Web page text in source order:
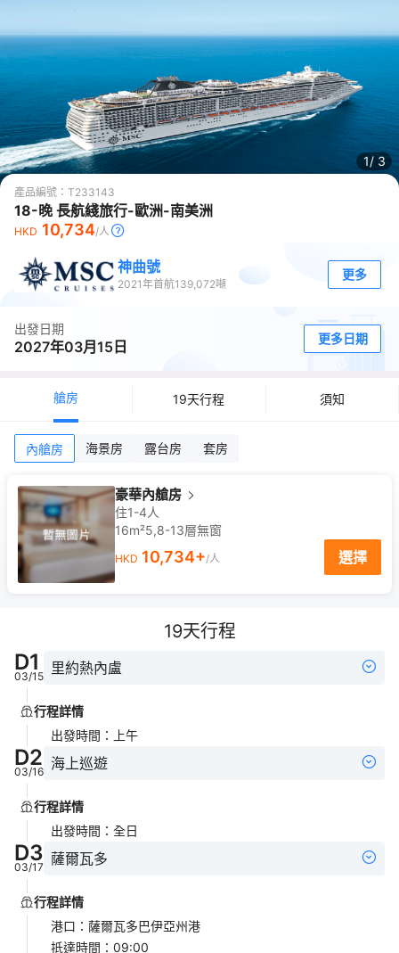
1/ 3
產品編號： T233143
18-晚 長航綫旅行-歐洲-南美洲
HKD 10,734/人
神曲號
2021年首航139,072噸
更多
出發日期
2027年03月15日 更多日期
艙房 19天行程 須知
內艙房 海景房 露台房 套房
豪華內艙房
住1-4人
16m²5,8-13層無窗
HKD 10,734+/人 選擇
19天行程
D1
03/15 里約熱內盧
行程詳情
出發時間 ： 上午
D2
03/16 海上巡遊
行程詳情
出發時間 ： 全日
D3
03/17 薩爾瓦多
行程詳情
港口 ： 薩爾瓦多巴伊亞州港
抵達時間 ： 09:00